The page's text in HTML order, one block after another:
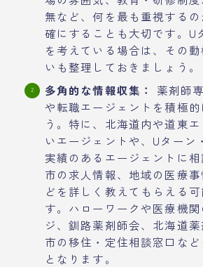
無など、何を最も重視する
確にすることも大切です。U
を考えている場合は、その
いも整理しておきましょう。
多角的な情報収集：
薬剤師
や転職エージェントを積極的
う。特に、北海道内や道東
いエージェントや、Uターン
実績のあるエージェントに
市の求人情報、地域の医療
どを詳しく教えてもらえる
す。ハローワークや医療機
ジ、釧路薬剤師会、北海道薬
市の移住・定住相談窓口な
となります。